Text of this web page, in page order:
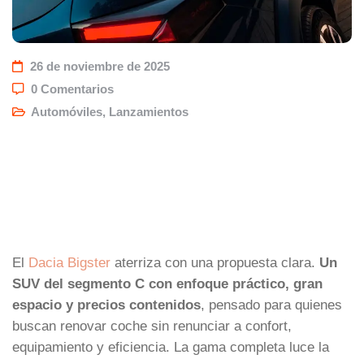
26 de noviembre de 2025
0 Comentarios
Automóviles, Lanzamientos
El Dacia Bigster aterriza con una propuesta clara. Un
SUV del segmento C con enfoque práctico, gran
espacio y precios contenidos, pensado para quienes
buscan renovar coche sin renunciar a confort,
equipamiento y eficiencia. La gama completa luce la